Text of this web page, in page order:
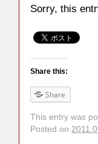
Sorry, this
Share this:
Share
This entry was
Posted on